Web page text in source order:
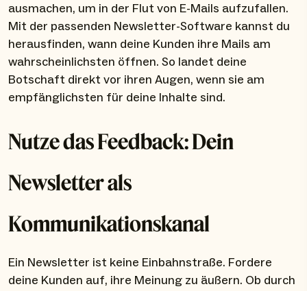
ausmachen, um in der Flut von E-Mails aufzufallen.
Mit der passenden Newsletter-Software kannst du
herausfinden, wann deine Kunden ihre Mails am
wahrscheinlichsten öffnen. So landet deine
Botschaft direkt vor ihren Augen, wenn sie am
empfänglichsten für deine Inhalte sind.
Nutze das Feedback: Dein
Newsletter als
Kommunikationskanal
Ein Newsletter ist keine Einbahnstraße. Fordere
deine Kunden auf, ihre Meinung zu äußern. Ob durch